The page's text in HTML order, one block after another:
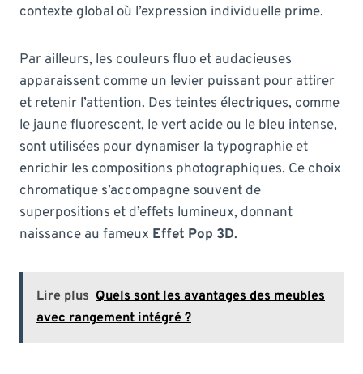
contexte global où l’expression individuelle prime.
Par ailleurs, les couleurs fluo et audacieuses
apparaissent comme un levier puissant pour attirer
et retenir l’attention. Des teintes électriques, comme
le jaune fluorescent, le vert acide ou le bleu intense,
sont utilisées pour dynamiser la typographie et
enrichir les compositions photographiques. Ce choix
chromatique s’accompagne souvent de
superpositions et d’effets lumineux, donnant
naissance au fameux Effet Pop 3D.
Lire plus Quels sont les avantages des meubles
avec rangement intégré ?